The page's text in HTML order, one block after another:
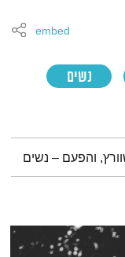
נשים
embed
והפעם – נשים